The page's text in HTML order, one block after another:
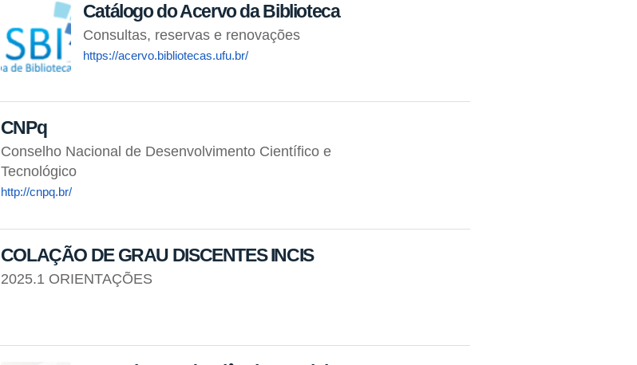
Catálogo do Acervo da Biblioteca
Consultas, reservas e renovações
https://acervo.bibliotecas.ufu.br/
CNPq
Conselho Nacional de Desenvolvimento Científico e
Tecnológico
http://cnpq.br/
COLAÇÃO DE GRAU DISCENTES INCIS
2025.1 ORIENTAÇÕES